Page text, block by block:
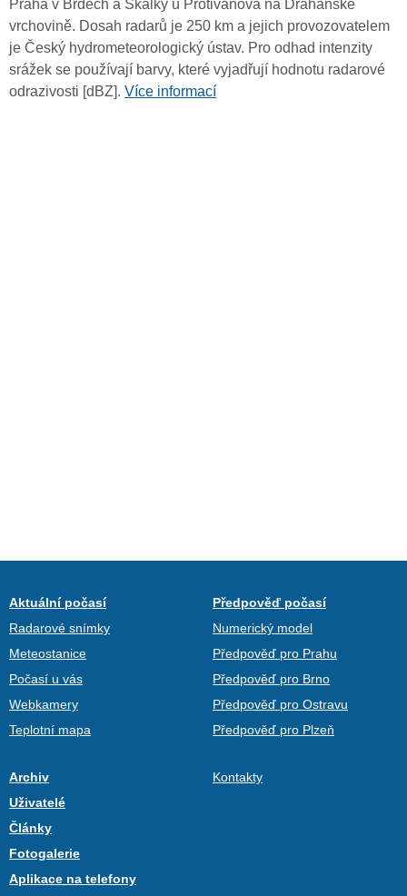
Praha v Brdech a Skalky u Protivanova na Drahanské
vrchovině. Dosah radarů je 250 km a jejich provozovatelem
je Český hydrometeorologický ústav. Pro odhad intenzity
srážek se používají barvy, které vyjadřují hodnotu radarové
odrazivosti [dBZ]. Více informací
Aktuální počasí
Radarové snímky
Meteostanice
Počasí u vás
Webkamery
Teplotní mapa
Předpověď počasí
Numerický model
Předpověď pro Prahu
Předpověď pro Brno
Předpověď pro Ostravu
Předpověď pro Plzeň
Archiv
Uživatelé
Články
Fotogalerie
Aplikace na telefony
Kontakty